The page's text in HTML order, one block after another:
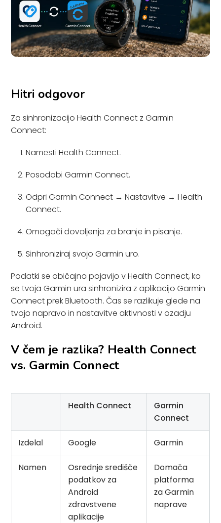
Hitri odgovor
Za sinhronizacijo Health Connect z Garmin
Connect:
Namesti Health Connect.
Posodobi Garmin Connect.
Odpri Garmin Connect → Nastavitve → Health
Connect.
Omogoči dovoljenja za branje in pisanje.
Sinhroniziraj svojo Garmin uro.
Podatki se običajno pojavijo v Health Connect, ko
se tvoja Garmin ura sinhronizira z aplikacijo Garmin
Connect prek Bluetooth. Čas se razlikuje glede na
tvojo napravo in nastavitve aktivnosti v ozadju
Android.
V čem je razlika? Health Connect
vs. Garmin Connect
Health Connect
Garmin
Connect
Izdelal Google Garmin
Namen
Osrednje središče
podatkov za
Android
zdravstvene
aplikacije
Domača
platforma
za Garmin
naprave